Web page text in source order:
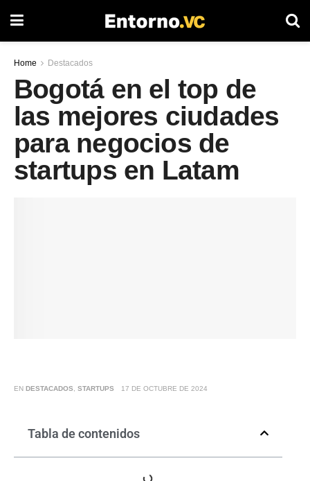
Home Destacados
Bogotá en el top de
las mejores ciudades
para negocios de
startups en Latam
EN DESTACADOS STARTUPS 17 DE OCTUBRE DE 2024
Tabla de contenidos